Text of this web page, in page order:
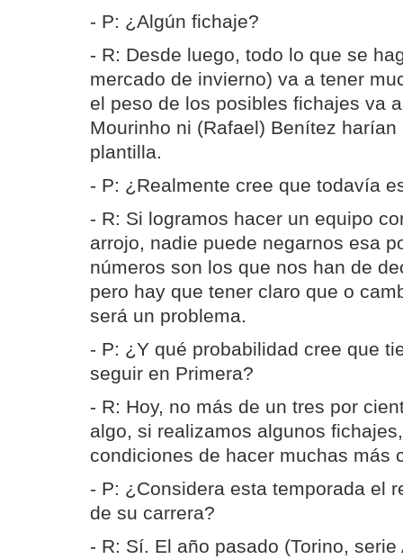
- P: ¿Algún fichaje?
- R: Desde luego, todo lo que se
mercado de invierno) va a tener
el peso de los posibles fichajes va
Mourinho ni (Rafael) Benítez
plantilla.
- P: ¿Realmente cree que todavía
- R: Si logramos hacer un equipo
arrojo, nadie puede negarnos esa
números son los que nos han de
pero hay que tener claro que o
será un problema.
- P: ¿Y qué probabilidad cree que
seguir en Primera?
- R: Hoy, no más de un tres por
algo, si realizamos algunos
condiciones de hacer muchas más
- P: ¿Considera esta temporada el
de su carrera?
- R: Sí. El año pasado (Torino,